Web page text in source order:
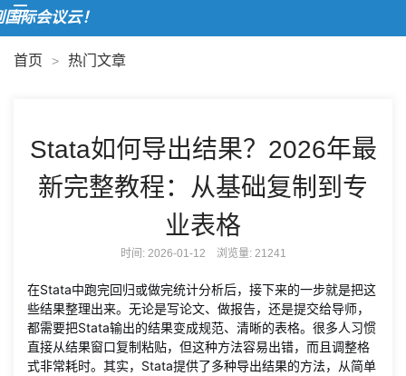
首页 > 热门文章
Stata如何导出结果？2026年最
新完整教程：从基础复制到专
业表格
时间: 2026-01-12 浏览量: 21241
在Stata中跑完回归或做完统计分析后，接下来的一步就是把这
些结果整理出来。无论是写论文、做报告，还是提交给导师，
都需要把Stata输出的结果变成规范、清晰的表格。很多人习惯
直接从结果窗口复制粘贴，但这种方法容易出错，而且调整格
式非常耗时。其实，Stata提供了多种导出结果的方法，从简单